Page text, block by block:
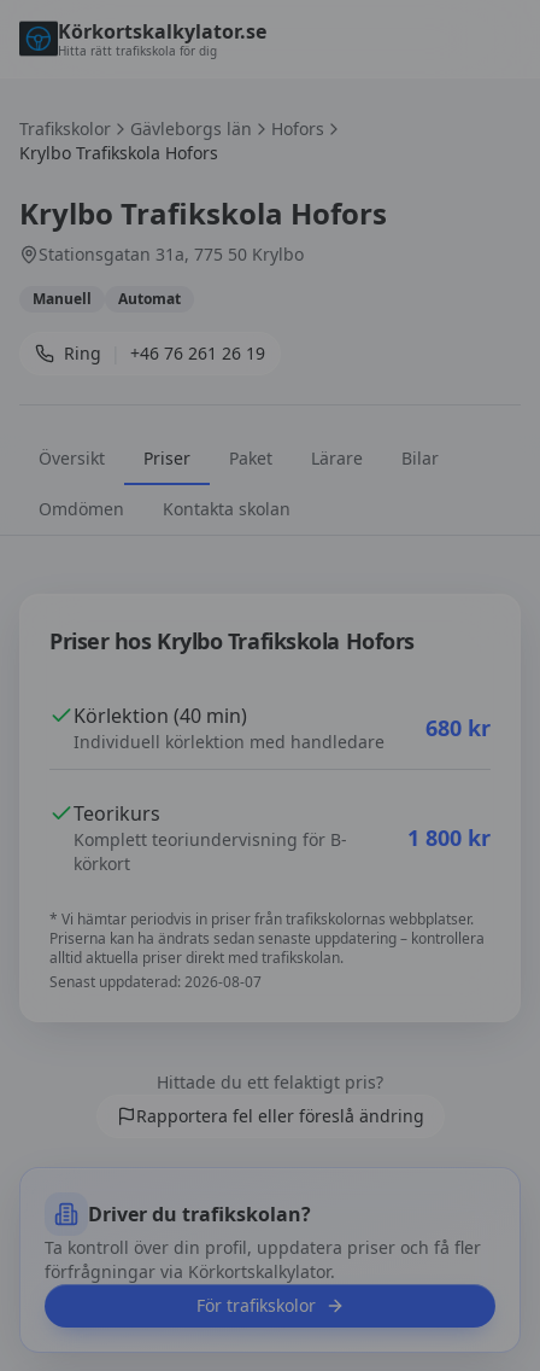
Körkortskalkylator.se
Hitta rätt trafikskola för dig
Trafikskolor Gävleborgs län
Hofors
Krylbo Trafikskola Hofors
Krylbo Trafikskola Hofors
Stationsgatan 31a, 775 50 Krylbo
Manuell Automat
Ring +46 76 261 26 19
Översikt Priser Paket Lärare Bilar
Omdömen Kontakta skolan
Priser hos Krylbo Trafikskola Hofors
Körlektion (40 min)
Individuell körlektion med handledare 680 kr
Teorikurs
Komplett teoriundervisning för B-
körkort
1 800 kr
* Vi hämtar periodvis in priser från trafikskolornas webbplatser.
Priserna kan ha ändrats sedan senaste uppdatering – kontrollera
alltid aktuella priser direkt med trafikskolan.
Senast uppdaterad: 2026-08-07
Hittade du ett felaktigt pris?
Rapportera fel eller föreslå ändring
Driver du trafikskolan?
Ta kontroll över din profil, uppdatera priser och få fler
förfrågningar via Körkortskalkylator.
För trafikskolor